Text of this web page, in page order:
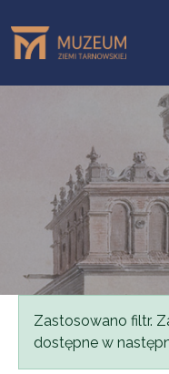
Status
Zastosowano filtr.
dostępne w